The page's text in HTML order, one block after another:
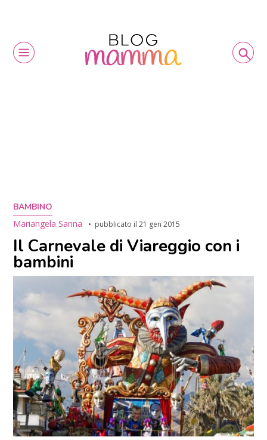
BAMBINO
Mariangela Sanna
pubblicato il21 gen 2015
Il Carnevale di Viareggio con i
bambini